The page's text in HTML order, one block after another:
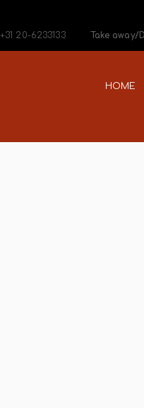
+31 20-6233133 Take
HOME